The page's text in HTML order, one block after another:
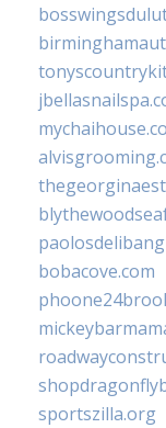
bobacove.com
sportszilla.org